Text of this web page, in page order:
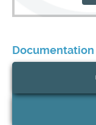
Documentation